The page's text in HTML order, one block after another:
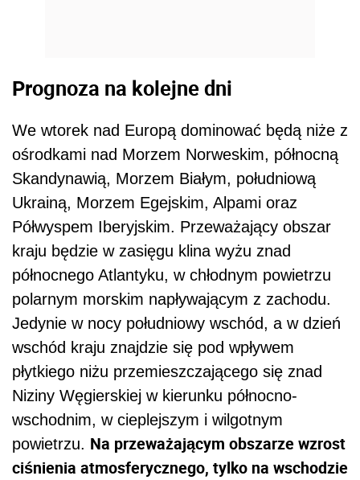
Prognoza na kolejne dni
We wtorek nad Europą dominować będą niże z
ośrodkami nad Morzem Norweskim, północną
Skandynawią, Morzem Białym, południową
Ukrainą, Morzem Egejskim, Alpami oraz
Półwyspem Iberyjskim. Przeważający obszar
kraju będzie w zasięgu klina wyżu znad
północnego Atlantyku, w chłodnym powietrzu
polarnym morskim napływającym z zachodu.
Jedynie w nocy południowy wschód, a w dzień
wschód kraju znajdzie się pod wpływem
płytkiego niżu przemieszczającego się znad
Niziny Węgierskiej w kierunku północno-
wschodnim, w cieplejszym i wilgotnym
powietrzu. Na przeważającym obszarze wzrost
ciśnienia atmosferycznego, tylko na wschodzie